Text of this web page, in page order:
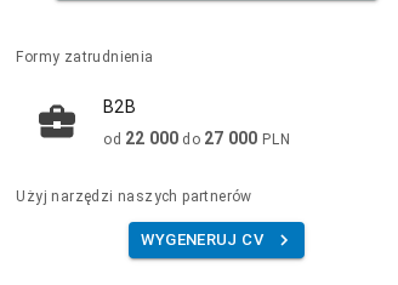
Formy zatrudnienia
B2B
od 22 000 do 27 000 PLN
Użyj narzędzi naszych partnerów
WYGENERUJ CV